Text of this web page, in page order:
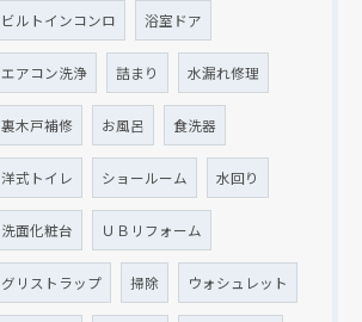
ビルトインコンロ 浴室ドア
エアコン洗浄 詰まり 水漏れ修理
裏木戸補修 お風呂 食洗器
洋式トイレ ショールーム 水回り
洗面化粧台 ＵＢリフォーム
グリストラップ 掃除 ウォシュレット